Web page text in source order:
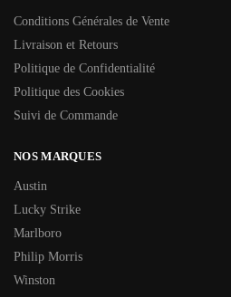
Conditions Générales de Vente
Livraison et Retours
Politique de Confidentialité
Politique des Cookies
Suivi de Commande
NOS MARQUES
Austin
Lucky Strike
Marlboro
Philip Morris
Winston